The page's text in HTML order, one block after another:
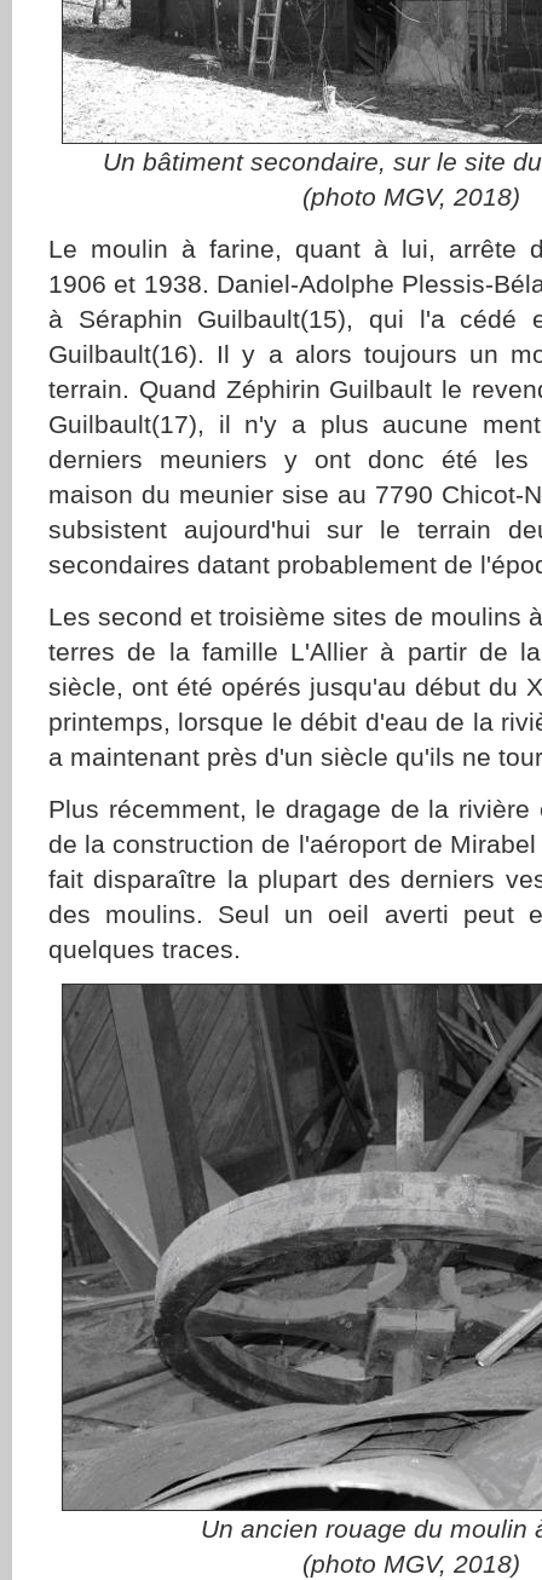
Un bâtiment secondaire, sur le site
(photo MGV, 2018)
Le moulin à farine, quant à lui, arrête
1906 et 1938. Daniel-Adolphe Plessis-
à Séraphin Guilbault(15), qui l'a cédé
Guilbault(16). Il y a alors toujours un
terrain. Quand Zéphirin Guilbault le
Guilbault(17), il n'y a plus aucune
derniers meuniers y ont donc été les
maison du meunier sise au 7790 Chicot-
subsistent aujourd'hui sur le terrain
secondaires datant probablement de
Les second et troisième sites de moulins
terres de la famille L'Allier à partir de
siècle, ont été opérés jusqu'au début du
printemps, lorsque le débit d'eau de la
a maintenant près d'un siècle qu'ils ne
Plus récemment, le dragage de la rivière
de la construction de l'aéroport de
fait disparaître la plupart des derniers
des moulins. Seul un oeil averti peut
quelques traces.
Un ancien rouage du moulin
(photo MGV, 2018)